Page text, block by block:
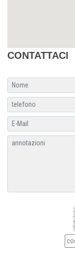
CONTATTACI